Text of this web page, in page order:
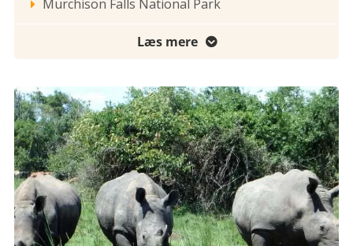
 Murchison Falls National Park
Læs mere 